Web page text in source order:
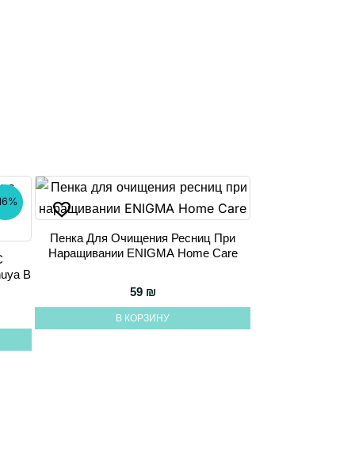
В
цена составляла 174 ₪.
Пенка Для Очищения Ресниц При
Наращивании ENIGMA Home Care
59 ₪
В КОРЗИНУ